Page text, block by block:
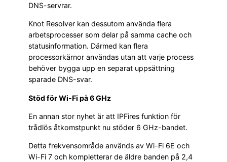
DNS-servrar.
Knot Resolver kan dessutom använda flera
arbetsprocesser som delar på samma cache och
statusinformation. Därmed kan flera
processorkärnor användas utan att varje process
behöver bygga upp en separat uppsättning
sparade DNS-svar.
Stöd för Wi-Fi på 6 GHz
En annan stor nyhet är att IPFires funktion för
trådlös åtkomstpunkt nu stöder 6 GHz-bandet.
Detta frekvensområde används av Wi-Fi 6E och
Wi-Fi 7 och kompletterar de äldre banden på 2,4